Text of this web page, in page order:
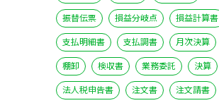
振替伝票
損益分岐点
損益計算書
支払明細書
支払調書
月次決算
棚卸
検収書 業務委託
決算
法人税申告書
注文書
注文請書